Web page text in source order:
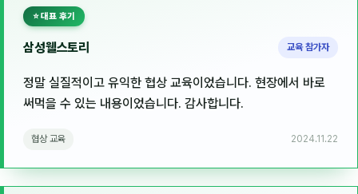
구자룡
김경태
김의중
김종무
김지혜
⭐ 대표 후기
삼성웰스토리 교육 참가자
정말 실질적이고 유익한 협상 교육이었습니다. 현장에서 바로
써먹을 수 있는 내용이었습니다. 감사합니다.
협상 교육 2024.11.22